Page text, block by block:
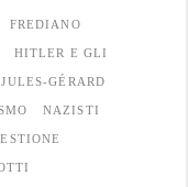
FREDIANO
HITLER E GLI
JULES-GÉRARD
NAZISTI